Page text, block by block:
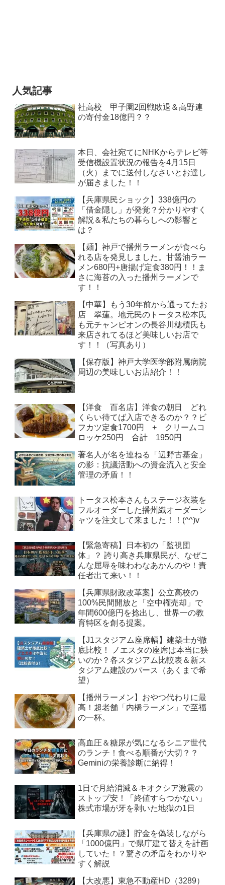
人気記事
社高校 甲子園2回戦敗退＆高野連
の寄付金18億円？？
本日、会社宛てにNHKからテレビ等
受信機設置状況の報告を4月15日
（火）までに送付しなさいとお達し
が届きました！！
【兵庫県民ショック】338億円の
「借金隠し」が発覚？分かりやすく
解説＆私たちの暮らしへの影響と
は？
【麺】神戸で播州ラーメンが食べら
れる店を発見しました。甘醤油ラー
メン680円+唐揚げ定食380円！！ま
さに海苔の入った播州ラーメンで
す！！
【中華】もう30年前から通ってたお
店 翠蓮。地元民のトータス松本氏
も元チャンピオンの長谷川穂積氏も
来店されてるほど美味しいお店で
す！！（写真あり）
【保存版】神戸大学医学部附属病院
周辺の美味しいお店紹介！！
【洋食 百名店】洋食の朝日 どれ
くらい待てば入店できるのか？？ビ
フカツ定食1700円 + クリームコ
ロッケ250円 合計 1950円
著名人が名を連ねる「辺野古基金」
の影：抗議活動への資金流入と安全
管理の矛盾！！
トータス松本さんもステージ衣装を
フルオーダーした播州織オーダーシ
ャツを注文して来ました！！(^^)v
【緊急寄稿】日本初の「監視団
体」？ 誇り高き兵庫県民が、なぜこ
んな屈辱を味わわなあかんのや！責
任者出て来い！！
【兵庫県財政改革案】公立高校の
100%民間開放と「空中権売却」で
年間600億円を捻出し、世界一の教
育特区を創る提案。
【J1スタジアム座席幅】建築士が徹
底比較！ ノエスタの座席は本当に狭
いのか？各スタジアム比較表＆新ス
タジアム建設のパース（あくまで希
望）
【播州ラーメン】おやつ代わりに最
高！超老舗「内橋ラーメン」で至福
の一杯。
高血圧＆糖尿が気になるシニア世代
のランチ！食べる順番が大切？？
Geminiの栄養診断に納得！
1日で月給消滅＆キオクシア激震の
ストップ安！「終値すらつかない」
株式市場が牙を剥いた地獄の1日
【兵庫県の謎】貯金を偽装しながら
「1000億円」で県庁建て替えを計画
していた！？驚きの矛盾をわかりや
すく解説
【大改悪】東急不動産HD（3289）